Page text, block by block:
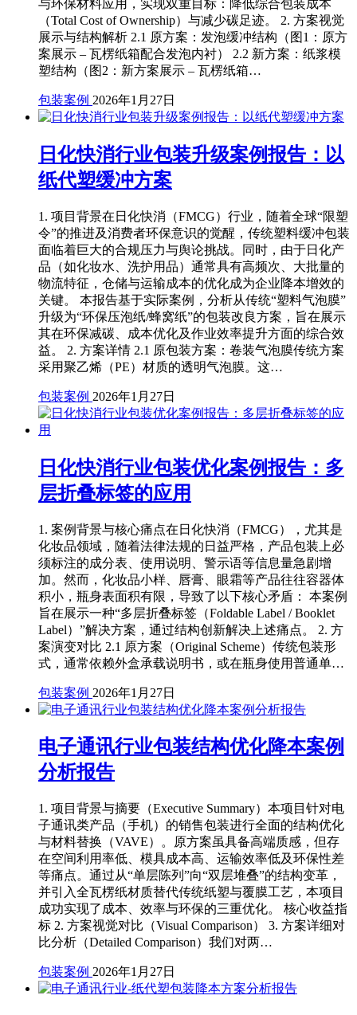
与环保材料应用，实现双重目标：降低综合包装成本
（Total Cost of Ownership）与减少碳足迹。 2. 方案视觉
展示与结构解析 2.1 原方案：发泡缓冲结构（图1：原方
案展示 – 瓦楞纸箱配合发泡内衬） 2.2 新方案：纸浆模
塑结构（图2：新方案展示 – 瓦楞纸箱…
包装案例 2026年1月27日
日化快消行业包装升级案例报告：以
纸代塑缓冲方案
1. 项目背景在日化快消（FMCG）行业，随着全球“限塑
令”的推进及消费者环保意识的觉醒，传统塑料缓冲包装
面临着巨大的合规压力与舆论挑战。同时，由于日化产
品（如化妆水、洗护用品）通常具有高频次、大批量的
物流特征，仓储与运输成本的优化成为企业降本增效的
关键。 本报告基于实际案例，分析从传统“塑料气泡膜”
升级为“环保压泡纸/蜂窝纸”的包装改良方案，旨在展示
其在环保减碳、成本优化及作业效率提升方面的综合效
益。 2. 方案详情 2.1 原包装方案：卷装气泡膜传统方案
采用聚乙烯（PE）材质的透明气泡膜。这…
包装案例 2026年1月27日
日化快消行业包装优化案例报告：多
层折叠标签的应用
1. 案例背景与核心痛点在日化快消（FMCG），尤其是
化妆品领域，随着法律法规的日益严格，产品包装上必
须标注的成分表、使用说明、警示语等信息量急剧增
加。然而，化妆品小样、唇膏、眼霜等产品往往容器体
积小，瓶身表面积有限，导致了以下核心矛盾： 本案例
旨在展示一种“多层折叠标签（Foldable Label / Booklet
Label）”解决方案，通过结构创新解决上述痛点。 2. 方
案演变对比 2.1 原方案（Original Scheme）传统包装形
式，通常依赖外盒承载说明书，或在瓶身使用普通单…
包装案例 2026年1月27日
电子通讯行业包装结构优化降本案例
分析报告
1. 项目背景与摘要（Executive Summary）本项目针对电
子通讯类产品（手机）的销售包装进行全面的结构优化
与材料替换（VAVE）。原方案虽具备高端质感，但存
在空间利用率低、模具成本高、运输效率低及环保性差
等痛点。通过从“单层陈列”向“双层堆叠”的结构变革，
并引入全瓦楞纸材质替代传统纸塑与覆膜工艺，本项目
成功实现了成本、效率与环保的三重优化。 核心收益指
标 2. 方案视觉对比（Visual Comparison） 3. 方案详细对
比分析（Detailed Comparison）我们对两…
包装案例 2026年1月27日